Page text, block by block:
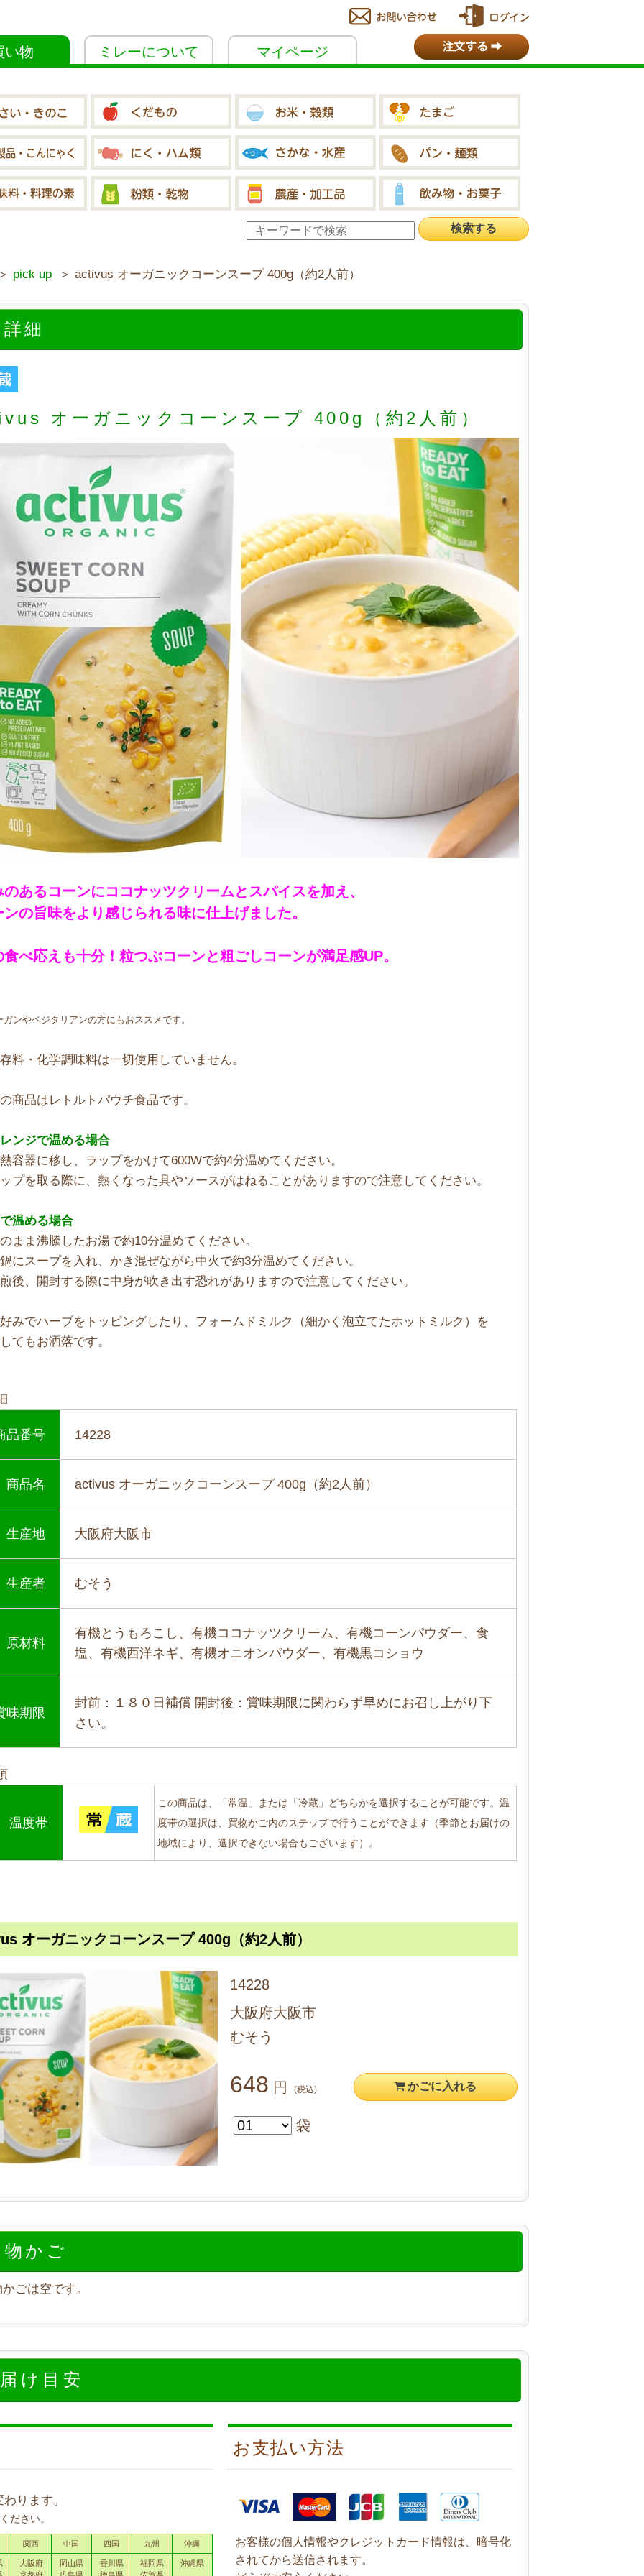
い物 ミレーについて マイページ
pick up ＞ activus オーガニックコーンスープ 400g（約2人前）
細
オーガニックコーンスープ 400g（約2人前）
のあるコーンにココナッツクリームとスパイスを加え、
ンの旨味をより感じられる味に仕上げました。
食べ応えも十分！粒つぶコーンと粗ごしコーンが満足感UP。
ガンやベジタリアンの方にもおススメです。
料・化学調味料は一切使用していません。
商品はレトルトパウチ食品です。
ンジで温める場合
容器に移し、ラップをかけて600Wで約4分温めてください。
プを取る際に、熱くなった具やソースがはねることがありますので注意してください。
温める場合
まま沸騰したお湯で約10分温めてください。
にスープを入れ、かき混ぜながら中火で約3分温めてください。
後、開封する際に中身が吹き出す恐れがありますので注意してください。
みでハーブをトッピングしたり、フォームドミルク（細かく泡立てたホットミルク）を
てもお洒落です。
品番号 14228
商品名 activus オーガニックコーンスープ 400g（約2人前）
生産地 大阪府大阪市
生産者 むそう
原材料
有機とうもろこし、有機ココナッツクリーム、有機コーンパウダー、食
塩、有機西洋ネギ、有機オニオンパウダー、有機黒コショウ
味期限
封前：１８０日補償 開封後：賞味期限に関わらず早めにお召し上がり下
さい。
温度帯
この商品は、「常温」または「冷蔵」どちらかを選択することが可能です。温
度帯の選択は、買物かご内のステップで行うことができます（季節とお届けの
地域により、選択できない場合もございます）。
オーガニックコーンスープ 400g（約2人前）
14228
大阪府大阪市
むそう
648 円 (税込) かごに入れる
袋
かご
ごは空です。
け目安
ります。
ださい。
関西 中国 四国 九州 沖縄
大阪府
京都府
岡山県
広島県
香川県
徳島県
福岡県
佐賀県
沖縄県
お支払い方法
お客様の個人情報やクレジットカード情報は、暗号化
されてから送信されます。